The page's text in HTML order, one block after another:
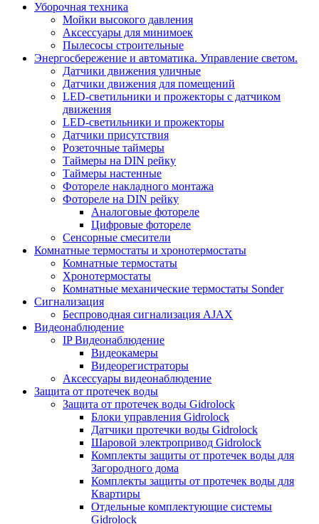
Уборочная техника
Мойки высокого давления
Аксессуары для минимоек
Пылесосы строительные
Энергосбережение и автоматика. Управление светом.
Датчики движения уличные
Датчики движения для помещений
LED-светильники и прожекторы с датчиком
движения
LED-светильники и прожекторы
Датчики присутствия
Розеточные таймеры
Таймеры на DIN рейку
Таймеры настенные
Фотореле накладного монтажа
Фотореле на DIN рейку
Аналоговые фотореле
Цифровые фотореле
Сенсорные смесители
Комнатные термостаты и хронотермостаты
Комнатные термостаты
Хронотермостаты
Комнатные механические термостаты Sonder
Сигнализация
Беспроводная сигнализация AJAX
Видеонаблюдение
IP Видеонаблюдение
Видеокамеры
Видеорегистраторы
Аксессуары видеонаблюдение
Защита от протечек воды
Защита от протечек воды Gidrolock
Блоки управления Gidrolock
Датчики протечки воды Gidrolock
Шаровой электропривод Gidrolock
Комплекты защиты от протечек воды для
Загородного дома
Комплекты защиты от протечек воды для
Квартиры
Отдельные комплектующие системы
Gidrolock